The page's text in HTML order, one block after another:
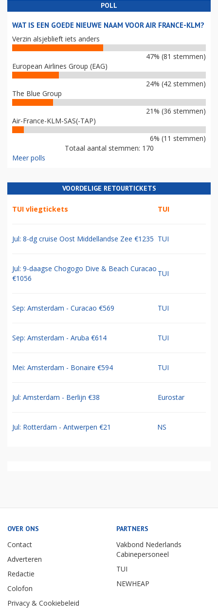
POLL
WAT IS EEN GOEDE NIEUWE NAAM VOOR AIR FRANCE-KLM?
Verzin alsjeblieft iets anders
47% (81 stemmen)
European Airlines Group (EAG)
24% (42 stemmen)
The Blue Group
21% (36 stemmen)
Air-France-KLM-SAS(-TAP)
6% (11 stemmen)
Totaal aantal stemmen: 170
Meer polls
VOORDELIGE RETOURTICKETS
TUI vliegtickets TUI
Jul: 8-dg cruise Oost Middellandse Zee €1235 TUI
Jul: 9-daagse Chogogo Dive & Beach Curacao
€1056
TUI
Sep: Amsterdam - Curacao €569 TUI
Sep: Amsterdam - Aruba €614 TUI
Mei: Amsterdam - Bonaire €594 TUI
Jul: Amsterdam - Berlijn €38 Eurostar
Jul: Rotterdam - Antwerpen €21 NS
OVER ONS
Contact
Adverteren
Redactie
Colofon
Privacy & Cookiebeleid
PARTNERS
Vakbond Nederlands
Cabinepersoneel
TUI
NEWHEAP